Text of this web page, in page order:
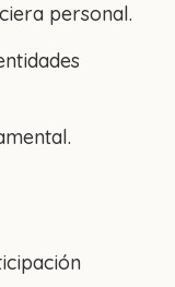
personal.